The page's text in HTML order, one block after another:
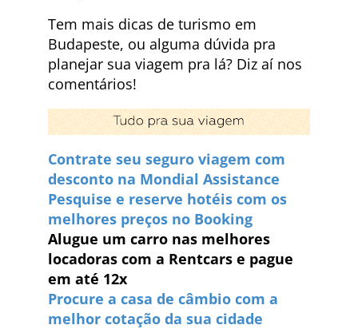
Tem mais dicas de turismo em
Budapeste, ou alguma dúvida pra
planejar sua viagem pra lá? Diz aí nos
comentários!
Contrate seu seguro viagem com
desconto na Mondial Assistance
Pesquise e reserve hotéis com os
melhores preços no Booking
Alugue um carro nas melhores
locadoras com a Rentcars e pague
em até 12x
Procure a casa de câmbio com a
melhor cotação da sua cidade